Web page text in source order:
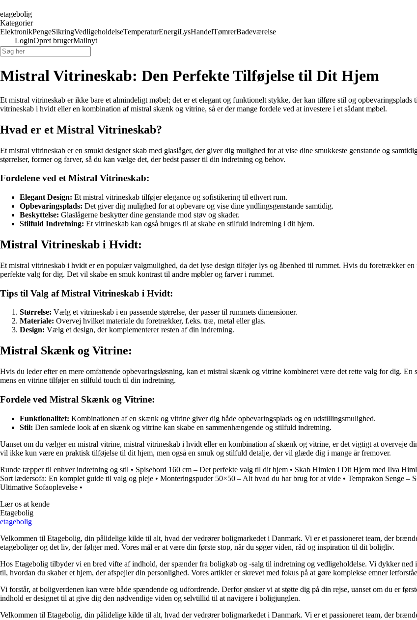
etagebolig
Kategorier
ElektronikPengeSikringVedligeholdelseTemperaturEnergiLysHandelTømrerBadeværelse
LoginOpret brugerMailnyt
Mistral Vitrineskab: Den Perfekte Tilføjelse til Dit Hjem
Et mistral vitrineskab er ikke bare et almindeligt møbel; det er et elegant og funktionelt stykke, der kan tilføre stil og
vitrineskab i hvidt eller en kombination af mistral skænk og vitrine, så er der mange fordele ved at investere i et sådant møbel.
Hvad er et Mistral Vitrineskab?
Et mistral vitrineskab er en smukt designet skab med glaslåger, der giver dig mulighed for at vise dine smukkeste genstande og
størrelser, former og farver, så du kan vælge det, der bedst passer til din indretning og behov.
Fordelene ved et Mistral Vitrineskab:
Elegant Design: Et mistral vitrineskab tilføjer elegance og sofistikering til ethvert rum.
Opbevaringsplads: Det giver dig mulighed for at opbevare og vise dine yndlingsgenstande samtidig.
Beskyttelse: Glaslågerne beskytter dine genstande mod støv og skader.
Stilfuld Indretning: Et vitrineskab kan også bruges til at skabe en stilfuld indretning i dit hjem.
Mistral Vitrineskab i Hvidt:
Et mistral vitrineskab i hvidt er en populær valgmulighed, da det lyse design tilføjer lys og åbenhed til rummet. Hvis du foretrækker
perfekte valg for dig. Det vil skabe en smuk kontrast til andre møbler og farver i rummet.
Tips til Valg af Mistral Vitrineskab i Hvidt:
Størrelse: Vælg et vitrineskab i en passende størrelse, der passer til rummets dimensioner.
Materiale: Overvej hvilket materiale du foretrækker, f.eks. træ, metal eller glas.
Design: Vælg et design, der komplementerer resten af din indretning.
Mistral Skænk og Vitrine:
Hvis du leder efter en mere omfattende opbevaringsløsning, kan et mistral skænk og vitrine kombineret være det rette valg for dig. En
mens en vitrine tilføjer en stilfuld touch til din indretning.
Fordele ved Mistral Skænk og Vitrine:
Funktionalitet: Kombinationen af en skænk og vitrine giver dig både opbevaringsplads og en udstillingsmulighed.
Stil: Den samlede look af en skænk og vitrine kan skabe en sammenhængende og stilfuld indretning.
Uanset om du vælger en mistral vitrine, mistral vitrineskab i hvidt eller en kombination af skænk og vitrine, er det vigtigt at overveje
vil ikke kun være en praktisk tilføjelse til dit hjem, men også en smuk og stilfuld detalje, der vil glæde dig i mange år fremover.
Runde tæpper til enhver indretning og stil • Spisebord 160 cm – Det perfekte valg til dit hjem • Skab Himlen i Dit Hjem med Ilva
Sort lædersofa: En komplet guide til valg og pleje • Monteringspuder 50×50 – Alt hvad du har brug for at vide • Temprakon Senge –
Ultimative Sofaoplevelse •
Lær os at kende
Etagebolig
etagebolig
Velkommen til Etagebolig, din pålidelige kilde til alt, hvad der vedrører boligmarkedet i Danmark. Vi er et passioneret team, der
etageboliger og det liv, der følger med. Vores mål er at være din første stop, når du søger viden, råd og inspiration til dit boligliv.
Hos Etagebolig tilbyder vi en bred vifte af indhold, der spænder fra boligkøb og -salg til indretning og vedligeholdelse. Vi dykker
til, hvordan du skaber et hjem, der afspejler din personlighed. Vores artikler er skrevet med fokus på at gøre komplekse emner
Vi forstår, at boligverdenen kan være både spændende og udfordrende. Derfor ønsker vi at støtte dig på din rejse, uanset om du er
indhold er designet til at give dig den nødvendige viden og selvtillid til at navigere i boligjunglen.
Velkommen til Etagebolig, din pålidelige kilde til alt, hvad der vedrører boligmarkedet i Danmark. Vi er et passioneret team, der